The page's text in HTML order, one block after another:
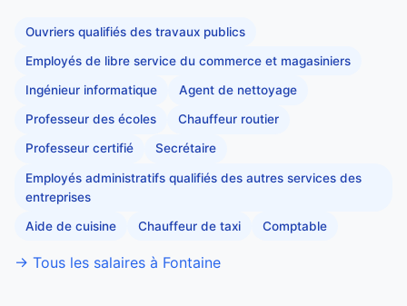
Ouvriers qualifiés des travaux publics
Employés de libre service du commerce et magasiniers
Ingénieur informatique Agent de nettoyage
Professeur des écoles Chauffeur routier
Professeur certifié Secrétaire
Employés administratifs qualifiés des autres services des
entreprises
Aide de cuisine Chauffeur de taxi Comptable
→ Tous les salaires à Fontaine